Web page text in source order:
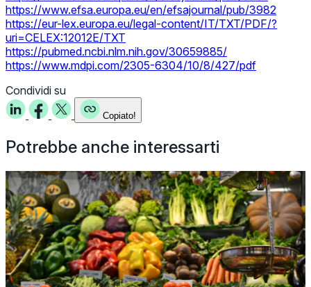
https://www.efsa.europa.eu/en/efsajournal/pub/3982
https://eur-lex.europa.eu/legal-content/IT/TXT/PDF/?
uri=CELEX:12012E/TXT
https://pubmed.ncbi.nlm.nih.gov/30659885/
https://www.mdpi.com/2305-6304/10/8/427/pdf
Condividi su
Copiato!
Potrebbe anche interessarti